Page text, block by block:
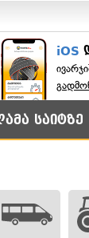
iOS
საიტზე